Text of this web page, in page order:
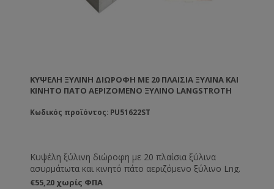
ΚΥΨΈΛΗ ΞΎΛΙΝΗ ΔΙΏΡΟΦΗ ΜΕ 20 ΠΛΑΊΣΙΑ ΞΥΛΙΝΑ ΚΑΙ
ΚΙΝΗΤΌ ΠΆΤΟ ΑΕΡΙΖΌΜΕΝΟ ΞΎΛΙΝΟ LANGSTROTH
Κωδικός προϊόντος: PU51622ST
Κυψέλη ξύλινη διώροφη με 20 πλαίσια ξύλινα
ασυρμάτωτα και κινητό πάτο αεριζόμενο ξύλινο Lng.
€55,20 χωρίς ΦΠΑ